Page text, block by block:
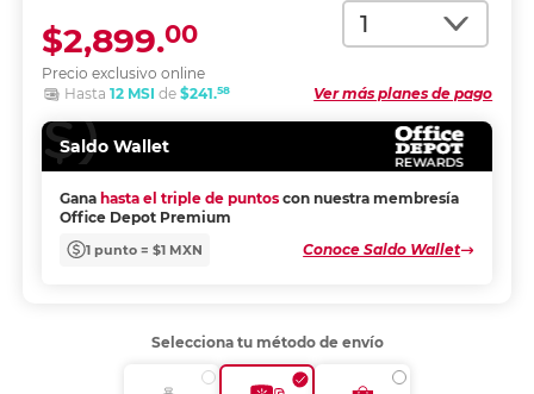
Cantidad
Precio exclusivo online
$2,899.00
Ver más planes de pago
Hasta 12 MSI de $241.58
Saldo Wallet
Gana hasta el triple de puntos con nuestra membresía
Office Depot Premium
1 punto = $1 MXN Conoce Saldo Wallet
Selecciona tu método de envío